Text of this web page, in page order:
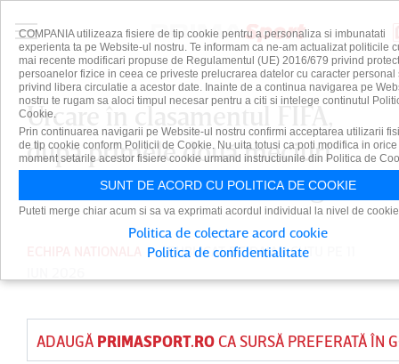
Urcare în clasamentul FIFA,
după primele două meciuri
din noul mandat al lui Hagi
PUBLICAT DEDAIAN CUTU
ADAUGĂ PRIMASPORT.ROCA SURSĂ PREFERATĂ ÎN
COMPANIA utilizeaza fisiere de tip cookie pentru a personaliza si imbunatati
experienta ta pe Website-ul nostru. Te informam ca ne-am actualizat politicile
mai recente modificari propuse de Regulamentul (UE) 2016/679 privind
persoanelor fizice in ceea ce priveste prelucrarea datelor cu caracter personal
privind libera circulatie a acestor date. Inainte de a continua navigarea pe
nostru te rugam sa aloci timpul necesar pentru a citi si intelege continutul
Cookie.
Prin continuarea navigarii pe Website-ul nostru confirmi acceptarea utilizarii
de tip cookie conform Politicii de Cookie. Nu uita totusi ca poti modifica in orice
moment setarile acestor fisiere cookie urmand instructiunile din Politica de
SUNT DE ACORD CU POLITICA DE COOKIE
Puteti merge chiar acum si sa va exprimati acordul individual la nivel de
Politica de colectare acord cookie
Politica de confidentialitate